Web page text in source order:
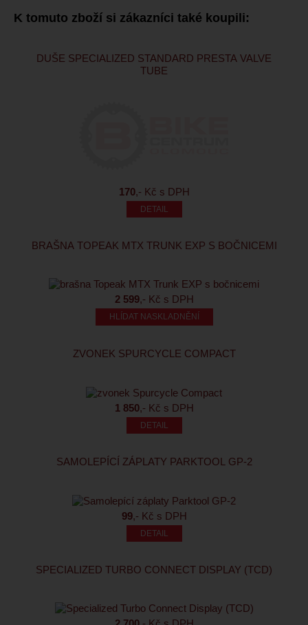
K tomuto zboží si zákazníci také koupili:
DUŠE SPECIALIZED STANDARD PRESTA VALVE
TUBE
170,- Kč s DPH
BRAŠNA TOPEAK MTX TRUNK EXP S BOČNICEMI
2 599,- Kč s DPH
HLÍDAT NASKLADNĚNÍ
ZVONEK SPURCYCLE COMPACT
1 850,- Kč s DPH
SAMOLEPÍCÍ ZÁPLATY PARKTOOL GP-2
99,- Kč s DPH
SPECIALIZED TURBO CONNECT DISPLAY (TCD)